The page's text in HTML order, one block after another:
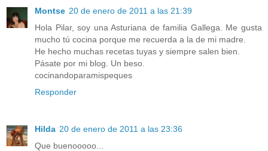
Montse 20 de enero de 2011 a las 21:39
Hola Pilar, soy una Asturiana de familia Gallega. Me gusta
mucho tú cocina porque me recuerda a la de mi madre.
He hecho muchas recetas tuyas y siempre salen bien.
Pásate por mi blog. Un beso.
cocinandoparamispeques
Responder
Hilda 20 de enero de 2011 a las 23:36
Que buenooooo...